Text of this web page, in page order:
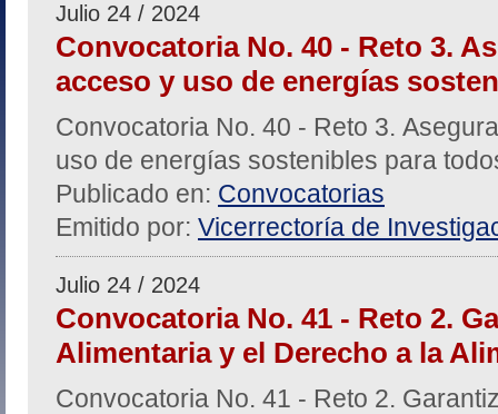
Julio 24 / 2024
Convocatoria No. 40 - Reto 3.
acceso y uso de energías
Convocatoria No. 40 - Reto 3.
uso de energías sostenibles para
Publicado en: Convocatorias
Emitido por: Vicerrectoría de
Julio 24 / 2024
Convocatoria No. 41 - Reto 2.
Alimentaria y el Derecho a la
Convocatoria No. 41 - Reto 2.